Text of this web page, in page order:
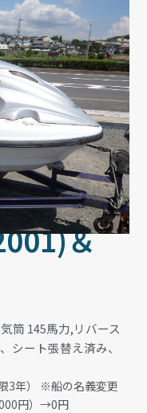
＆
筒 145馬力,リバース
シート張替え済み、
3年） ※船の名義変更
円）→0円